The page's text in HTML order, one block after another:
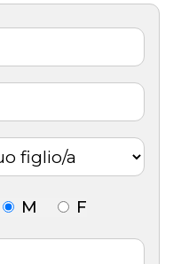
M F